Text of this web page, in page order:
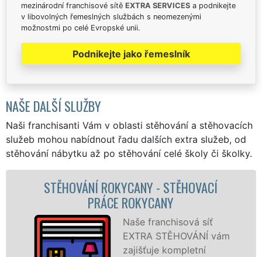
mezinárodní franchisové sítě EXTRA SERVICES a podnikejte
v libovolných řemeslných službách s neomezenými
možnostmi po celé Evropské unii.
Podnikejte jako řemeslník
NAŠE DALŠÍ SLUŽBY
Naši franchisanti Vám v oblasti stěhování a stěhovacích
služeb mohou nabídnout řadu dalších extra služeb, od
stěhování nábytku až po stěhování celé školy či školky.
- STĚHOVACÍ
Naše franchisová síť
EXTRA STĚHOVÁNÍ vám
zajišťuje kompletní
STĚHOVACÍ